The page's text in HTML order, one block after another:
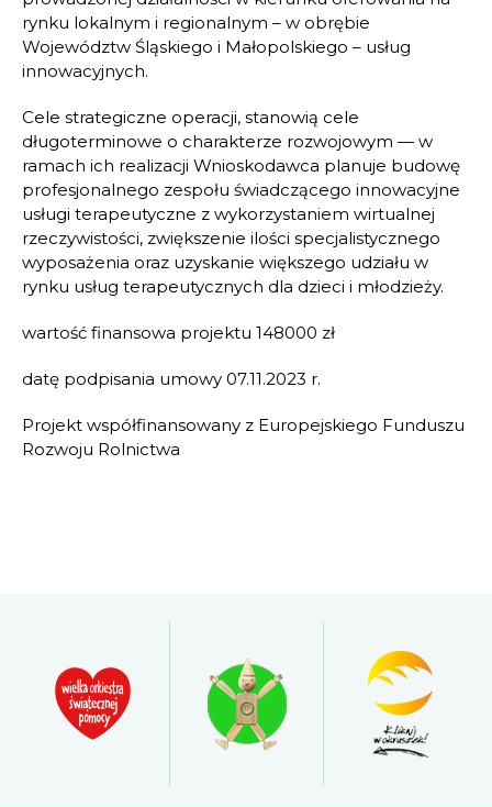
rynku lokalnym i regionalnym – w obrębie
Województw Śląskiego i Małopolskiego – usług
innowacyjnych.
Cele strategiczne operacji, stanowią cele
długoterminowe o charakterze rozwojowym — w
ramach ich realizacji Wnioskodawca planuje budowę
profesjonalnego zespołu świadczącego innowacyjne
usługi terapeutyczne z wykorzystaniem wirtualnej
rzeczywistości, zwiększenie ilości specjalistycznego
wyposażenia oraz uzyskanie większego udziału w
rynku usług terapeutycznych dla dzieci i młodzieży.
wartość finansowa projektu 148000 zł
datę podpisania umowy 07.11.2023 r.
Projekt współfinansowany z Europejskiego Funduszu
Rozwoju Rolnictwa